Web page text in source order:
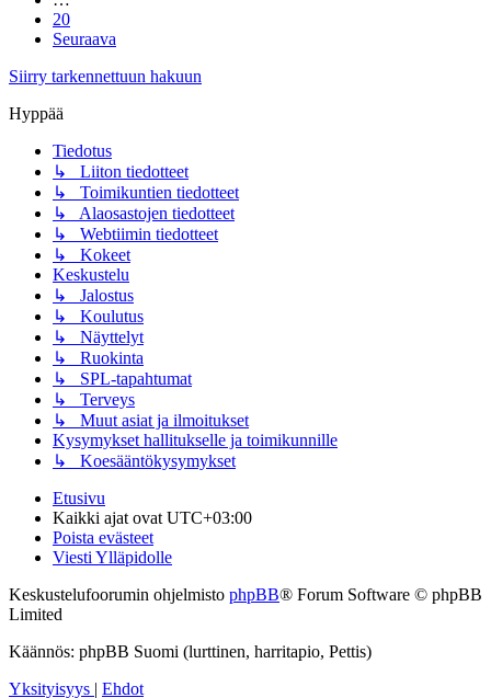
20
Seuraava
Siirry tarkennettuun hakuun
Hyppää
Tiedotus
↳ Liiton tiedotteet
↳ Toimikuntien tiedotteet
↳ Alaosastojen tiedotteet
↳ Webtiimin tiedotteet
↳ Kokeet
Keskustelu
↳ Jalostus
↳ Koulutus
↳ Näyttelyt
↳ Ruokinta
↳ SPL-tapahtumat
↳ Terveys
↳ Muut asiat ja ilmoitukset
Kysymykset hallitukselle ja toimikunnille
↳ Koesääntökysymykset
Etusivu
Kaikki ajat ovatUTC+03:00
Poista evästeet
Viesti Ylläpidolle
Keskustelufoorumin ohjelmisto phpBB® Forum Software © phpBB
Limited
Käännös: phpBB Suomi (lurttinen, harritapio, Pettis)
Yksityisyys
Ehdot